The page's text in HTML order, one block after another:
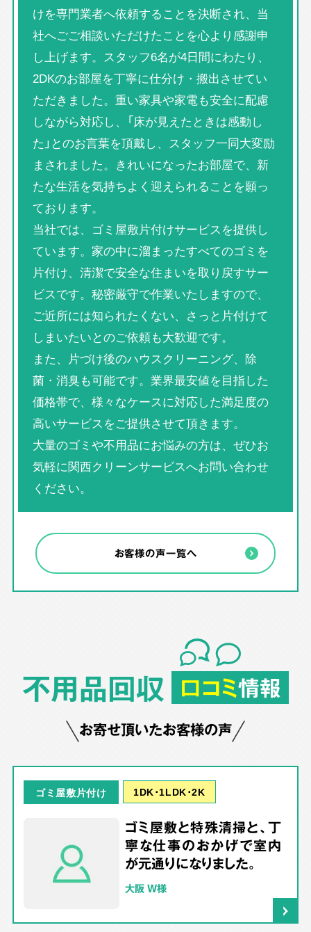
けを専門業者へ依頼することを決断され、当
社へごご相談いただけたことを心より感謝申
し上げます。スタッフ6名が4日間にわたり、
2DKのお部屋を丁寧に仕分け・搬出させてい
ただきました。重い家具や家電も安全に配慮
しながら対応し、「床が見えたときは感動し
た」とのお言葉を頂戴し、スタッフ一同大変励
まされました。きれいになったお部屋で、新
たな生活を気持ちよく迎えられることを願っ
ております。
当社では、ゴミ屋敷片付けサービスを提供し
ています。家の中に溜まったすべてのゴミを
片付け、清潔で安全な住まいを取り戻すサー
ビスです。秘密厳守で作業いたしますので、
ご近所には知られたくない、さっと片付けて
しまいたいとのご依頼も大歓迎です。
また、片づけ後のハウスクリーニング、除
菌・消臭も可能です。業界最安値を目指した
価格帯で、様々なケースに対応した満足度の
高いサービスをご提供させて頂きます。
大量のゴミや不用品にお悩みの方は、ぜひお
気軽に関西クリーンサービスへお問い合わせ
ください。
お客様の声一覧へ
不用品回収 口コミ情報
お寄せ頂いたお客様の声
ゴミ屋敷片付け 1DK･1LDK･2K
ゴミ屋敷と特殊清掃と、丁
寧な仕事のおかげで室内
が元通りになりました。
大阪 W様